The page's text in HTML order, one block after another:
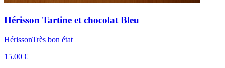
Hérisson Tartine et chocolat Bleu
HérissonTrès bon état
15.00 €